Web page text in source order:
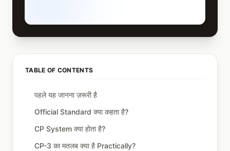
TABLE OF CONTENTS
पहले यह जानना ज़रूरी है
Official Standard क्या कहता है?
CP System क्या होता है?
CP-3 का मतलब क्या है Practically?